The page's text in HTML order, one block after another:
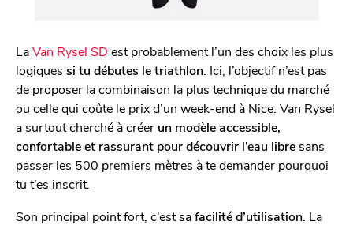
LaVan Rysel SD est probablement l’un des choix les plus
logiques si tu débutes le triathlon. Ici, l’objectif n’est pas
de proposer la combinaison la plus technique du marché
ou celle qui coûte le prix d’un week-end à Nice. Van Rysel
a surtout cherché à créer un modèle accessible,
confortable et rassurant pour découvrir l’eau libresans
passer les 500 premiers mètres à te demander pourquoi
tu t’es inscrit.
Son principal point fort, c’est safacilité d’utilisation . La